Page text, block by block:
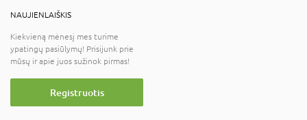
NAUJIENLAIŠKIS
Kiekvieną mėnesį mes turime
ypatingų pasiūlymų! Prisijunk prie
mūsų ir apie juos sužinok pirmas!
Registruotis